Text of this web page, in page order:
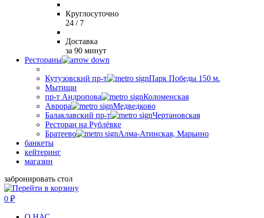
Круглосуточно
24 / 7
Доставка
за 90 минут
Рестораны
Кутузовский пр-т
Парк Победы 150 м.
Мытищи
пр-т Андропова
Коломенская
Аврора
Медведково
Балаклавский пр-т
Чертановская
Ресторан на Рублёвке
Братеево
Алма-Атинская, Марьино
банкеты
кейтеринг
магазин
забронировать стол
0 ₽